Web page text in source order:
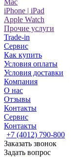
Mac
iPhone | iPad
Apple Watch
Прочие услуги
Trade-in
Сервис
Как купить
Условия оплаты
Условия доставки
Компания
О нас
Отзывы
Контакты
Сервис
Контакты
+7 (4012) 790-800
Заказать звонок
Задать вопрос